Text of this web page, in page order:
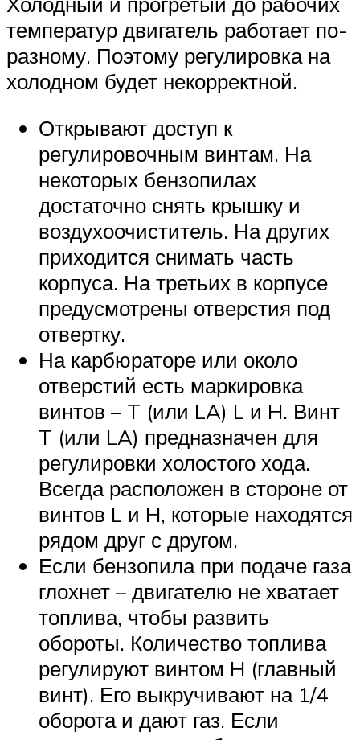
температур двигатель работает по-
разному. Поэтому регулировка на
холодном будет некорректной.
Открывают доступ к
регулировочным винтам. На
некоторых бензопилах
достаточно снять крышку и
воздухоочиститель. На других
приходится снимать часть
корпуса. На третьих в корпусе
предусмотрены отверстия под
отвертку.
На карбюраторе или около
отверстий есть маркировка
винтов – T (или LA) L и H. Винт
T (или LA) предназначен для
регулировки холостого хода.
Всегда расположен в стороне от
винтов L и H, которые находятся
рядом друг с другом.
Если бензопила при подаче газа
глохнет – двигателю не хватает
топлива, чтобы развить
обороты. Количество топлива
регулируют винтом H (главный
винт). Его выкручивают на 1/4
оборота и дают газ. Если